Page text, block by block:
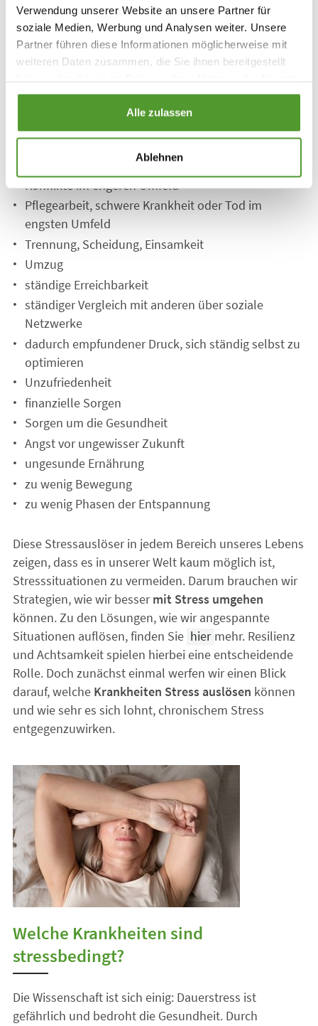
Verwendung unserer Website an unsere Partner für
soziale Medien, Werbung und Analysen weiter. Unsere
Partner führen diese Informationen möglicherweise mit
weiteren Daten zusammen, die Sie ihnen bereitgestellt
gesammelt haben.
Alle zulassen
Ablehnen
Schichtarbeit
zu wenig soziale Unterstützung
ungerechte, ungleiche Behandlung
Doppelbelastung Beruf und Familie
privaten Bereich
Menschen hinzu, gibt es weitere Faktoren, die
Konflikte im engeren Umfeld
Pflegearbeit, schwere Krankheit oder Tod im
engsten Umfeld
Trennung, Scheidung, Einsamkeit
Umzug
ständige Erreichbarkeit
ständiger Vergleich mit anderen über soziale
Netzwerke
dadurch empfundener Druck, sich ständig selbst zu
optimieren
Unzufriedenheit
finanzielle Sorgen
Sorgen um die Gesundheit
Angst vor ungewisser Zukunft
ungesunde Ernährung
zu wenig Bewegung
zu wenig Phasen der Entspannung
Diese Stressauslöser in jedem Bereich unseres Lebens
zeigen, dass es in unserer Welt kaum möglich ist,
Stresssituationen zu vermeiden. Darum brauchen wir
Strategien, wie wir bessermit Stress umgehen
können. Zu den Lösungen, wie wir angespannte
Situationen auflösen, finden Sie hier mehr. Resilienz
und Achtsamkeit spielen hierbei eine entscheidende
Rolle. Doch zunächst einmal werfen wir einen Blick
darauf, welche Krankheiten Stress auslösen können
und wie sehr es sich lohnt, chronischem Stress
entgegenzuwirken.
Welche Krankheiten sind
stressbedingt?
Die Wissenschaft ist sich einig: Dauerstress ist
gefährlich und bedroht die Gesundheit. Durch